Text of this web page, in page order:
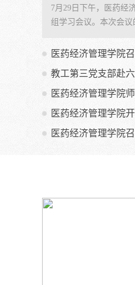
7月29日下午，医药经
组学习会议。本次会
医药经济管理学院
教工第三党支部赴
医药经济管理学院
医药经济管理学院
医药经济管理学院